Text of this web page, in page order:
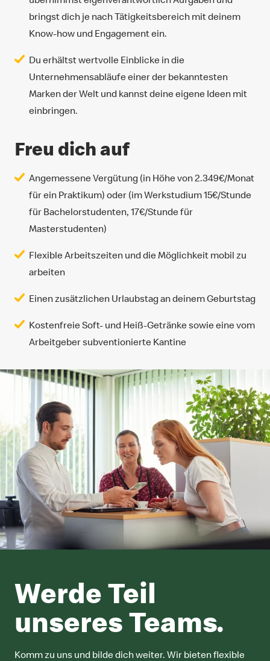
bringst dich je nach Tätigkeitsbereich mit deinem
Know-how und Engagement ein.
Du erhältst wertvolle Einblicke in die
Unternehmensabläufe einer der bekanntesten
Marken der Welt und kannst deine eigene Ideen mit
einbringen.
Freu dich auf
Angemessene Vergütung (in Höhe von 2.349€/Monat
für ein Praktikum) oder (im Werkstudium 15€/Stunde
für Bachelorstudenten, 17€/Stunde für
Masterstudenten)
Flexible Arbeitszeiten und die Möglichkeit mobil zu
arbeiten
Einen zusätzlichen Urlaubstag an deinem Geburtstag
Kostenfreie Soft- und Heiß-Getränke sowie eine vom
Arbeitgeber subventionierte Kantine
Werde Teil
unseres Teams.
Komm zu uns und bilde dich weiter. Wir bieten flexible